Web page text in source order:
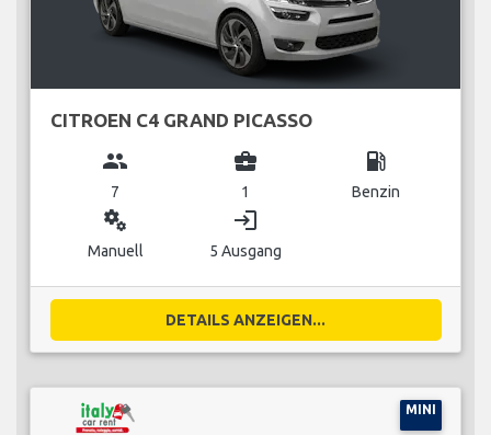
CITROEN C4 GRAND PICASSO
group
7
business_center
1
local_gas_station
Benzin
miscellaneous_services
Manuell
login
5 Ausgang
DETAILS ANZEIGEN...
MINI